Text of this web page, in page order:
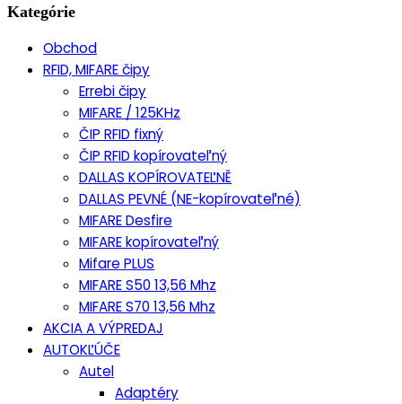
Kategórie
Obchod
RFID, MIFARE čipy
Errebi čipy
MIFARE / 125KHz
ČIP RFID fixný
ČIP RFID kopírovateľný
DALLAS KOPÍROVATEĽNĚ
DALLAS PEVNÉ (NE-kopírovateľné)
MIFARE Desfire
MIFARE kopírovateľný
Mifare PLUS
MIFARE S50 13,56 Mhz
MIFARE S70 13,56 Mhz
AKCIA A VÝPREDAJ
AUTOKĽÚČE
Autel
Adaptéry